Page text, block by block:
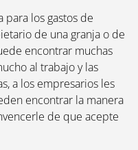
para los gastos de
de una granja o de
encontrar muchas
al trabajo y las
a los empresarios les
encontrar la manera
de que acepte